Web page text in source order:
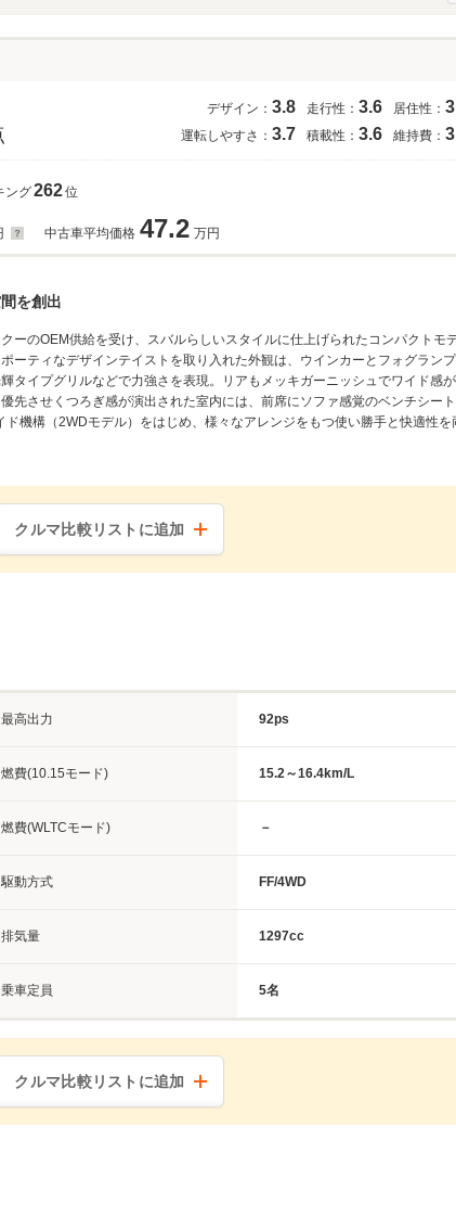
デザイン： 3.8 走行性： 3.6 居住性：
運転しやすさ： 3.7 積載性： 3.6 維持費：
ング262位
中古車平均価格 47.2 万円
を創出
ーのOEM供給を受け、スバルらしいスタイルに仕上げられたコンパクトモデ
ーティなデザインテイストを取り入れた外観は、ウインカーとフォグラン
タイプグリルなどで力強さを表現。リアもメッキガーニッシュでワイド感
先させくつろぎ感が演出された室内には、前席にソファ感覚のベンチシー
機構（2WDモデル）をはじめ、様々なアレンジをもつ使い勝手と快適性を
クルマ比較リストに追加
最高出力 92ps
燃費(10.15モード) 15.2～16.4km/L
燃費(WLTCモード) －
駆動方式 FF/4WD
排気量 1297cc
乗車定員 5名
クルマ比較リストに追加